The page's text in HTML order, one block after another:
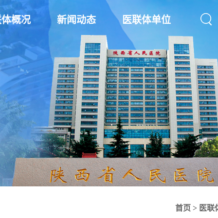
概况 新闻动态 医联体单位
首页 > 医联